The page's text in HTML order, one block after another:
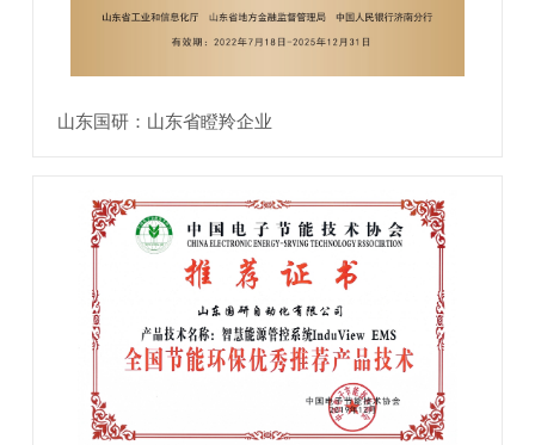
山东国研：山东省瞪羚企业